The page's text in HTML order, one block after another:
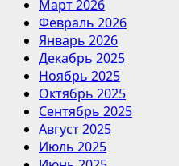
Март 2026
Февраль 2026
Январь 2026
Декабрь 2025
Ноябрь 2025
Октябрь 2025
Сентябрь 2025
Август 2025
Июль 2025